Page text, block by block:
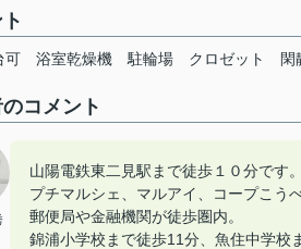
可 浴室乾燥機 駐輪場 クロゼット 閑
コメント
山陽電鉄東二見駅まで徒歩１０分です。
プチマルシェ、マルアイ、コープこう
郵便局や金融機関が徒歩圏内。
錦浦小学校まで徒歩11分、魚住中学校